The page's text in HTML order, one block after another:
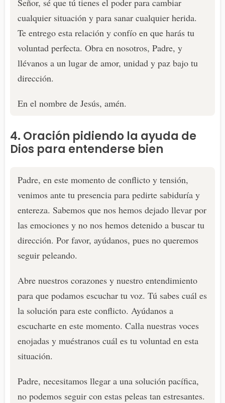
cualquier situación y para sanar cualquier herida.
Te entrego esta relación y confío en que harás tu
voluntad perfecta. Obra en nosotros, Padre, y
llévanos a un lugar de amor, unidad y paz bajo tu
dirección.
En el nombre de Jesús, amén.
4. Oración pidiendo la ayuda de
Dios para entenderse bien
Padre, en este momento de conflicto y tensión,
venimos ante tu presencia para pedirte sabiduría y
entereza. Sabemos que nos hemos dejado llevar por
las emociones y no nos hemos detenido a buscar tu
dirección. Por favor, ayúdanos, pues no queremos
seguir peleando.
Abre nuestros corazones y nuestro entendimiento
para que podamos escuchar tu voz. Tú sabes cuál es
la solución para este conflicto. Ayúdanos a
escucharte en este momento. Calla nuestras voces
enojadas y muéstranos cuál es tu voluntad en esta
situación.
Padre, necesitamos llegar a una solución pacífica,
no podemos seguir con estas peleas tan estresantes.